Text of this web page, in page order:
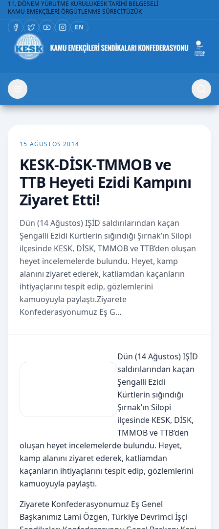
11. DÖNEM YÜRÜTME KURULUKESK TARİHİ BELGESELİ
KAMU EMEKÇİLERİ ÖRGÜTLENME SÜRECİTÜZÜK
EN
15 AĞUSTOS 2014
KESK-DİSK-TMMOB ve
TTB Heyeti Ezidi Kampını
Ziyaret Etti!
Dün (14 Ağustos) IŞİD saldırılarından kaçan
Şengalli Ezidi Kürtlerin sığındığı Şırnak’ın Silopi
ilçesinde KESK, DİSK, TMMOB ve TTB’den oluşan
heyet incelemelerde bulundu. Heyet, kamp
alanını ziyaret ederek, katliamdan kaçanların
ihtiyaçlarını tespit edip, gözlemlerini
kamuoyuyla paylaştı.Ziyarete
Konfederasyonumuz Eş G…
Dün (14 Ağustos) IŞİD
saldırılarından kaçan
Şengalli Ezidi
Kürtlerin sığındığı
Şırnak’ın Silopi
ilçesinde KESK, DİSK,
TMMOB ve TTB’den
oluşan heyet incelemelerde bulundu. Heyet,
kamp alanını ziyaret ederek, katliamdan
kaçanların ihtiyaçlarını tespit edip, gözlemlerini
kamuoyuyla paylaştı.
Ziyarete Konfederasyonumuz Eş Genel
Başkanımız Lami Özgen, Türkiye Devrimci İşçi